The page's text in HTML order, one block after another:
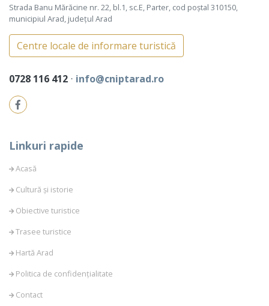
Strada Banu Mărăcine nr. 22, bl.1, sc.E, Parter, cod poștal 310150,
municipiul Arad, județul Arad
Centre locale de informare turistică
0728 116 412 ⋅ info@cniptarad.ro
Linkuri rapide
Acasă
Cultură și istorie
Obiective turistice
Trasee turistice
Hartă Arad
Politica de confidențialitate
Contact